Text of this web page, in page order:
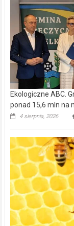
Ekologiczne ABC.
ponad 15,6 mln na
4 sierpnia, 2026